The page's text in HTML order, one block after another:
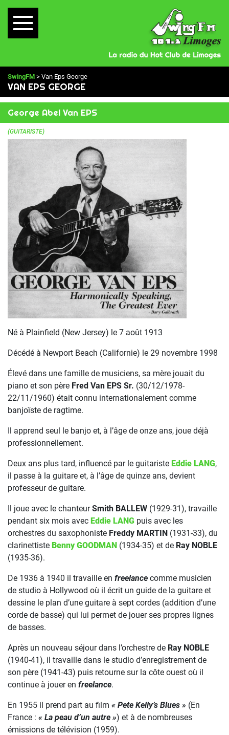
SwingFM > Van Eps George
VAN EPS GEORGE
George Abel Van EPS
(GUITARISTE)
Né à Plainfield (New Jersey) le 7 août 1913
Décédé à Newport Beach (Californie) le 29 novembre 1998
Élevé dans une famille de musiciens, sa mère jouait du
piano et son père Fred Van EPS Sr. (30/12/1978-
22/11/1960) était connu internationalement comme
banjoïste de ragtime.
Il apprend seul le banjo et, à l’âge de onze ans, joue déjà
professionnellement.
Deux ans plus tard, influencé par le guitariste Eddie LANG,
il passe à la guitare et, à l’âge de quinze ans, devient
professeur de guitare.
Il joue avec le chanteurSmith BALLEW (1929-31), travaille
pendant six mois avec Eddie LANG puis avec les
orchestres du saxophoniste Freddy MARTIN (1931-33), du
clarinettiste Benny GOODMAN (1934-35) et de Ray NOBLE
(1935-36).
De 1936 à 1940 il travaille en freelance comme musicien
de studio à Hollywood où il écrit un guide de la guitare et
dessine le plan d’une guitare à sept cordes (addition d’une
corde de basse) qui lui permet de jouer ses propres lignes
de basses.
Après un nouveau séjour dans l’orchestre de Ray NOBLE
(1940-41), il travaille dans le studio d’enregistrement de
son père (1941-43) puis retourne sur la côte ouest où il
continue à jouer en freelance.
En 1955 il prend part au film « Pete Kelly’s Blues » (En
France : « La peau d’un autre ») et à de nombreuses
émissions de télévision (1959).